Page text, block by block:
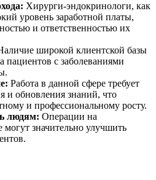
Хирурги-эндокринологи, как
уровень заработной платы,
и ответственностью их
широкой клиентской базы
пациентов с заболеваниями
Работа в данной сфере требует
и обновления знаний, что
и профессиональному росту.
людям: Операции на
значительно улучшить